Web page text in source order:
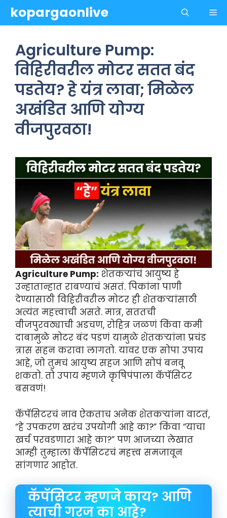
Skipkopargaonlive
Agriculture Pump:
विहिरीवरील मोटर सतत बंद
पडतेय? हे यंत्र लावा; मिळेल
अखंडित आणि योग्य
वीजपुरवठा!
Agriculture Pump: शेतकऱ्यांचं आयुष्य हे
उन्हातान्हात राबण्याचं असतं. पिकांना पाणी
देण्यासाठी विहिरीवरील मोटर ही शेतकऱ्यांसाठी
अत्यंत महत्त्वाची असते. मात्र, सततची
वीजपुरवठ्याची अडचण, रोहित्र जळणं किंवा कमी
दाबामुळे मोटर बंद पडणं यामुळे शेतकऱ्यांना प्रचंड
त्रास सहन करावा लागतो. यावर एक सोपा उपाय
आहे, जो तुमचं आयुष्य सहज आणि सोपं बनवू
शकतो. तो उपाय म्हणजे कृषिपंपाला कॅपॅसिटर
बसवणं!
कॅपॅसिटरचं नाव ऐकताच अनेक शेतकऱ्यांना वाटतं,
“हे उपकरण खरंच उपयोगी आहे का?” किंवा “याचा
खर्च परवडणारा आहे का?” पण आजच्या लेखात
आम्ही तुम्हाला कॅपॅसिटरचं महत्त्व समजावून
सांगणार आहोत.
कॅपॅसिटर म्हणजे काय? आणि
त्याची गरज का आहे?